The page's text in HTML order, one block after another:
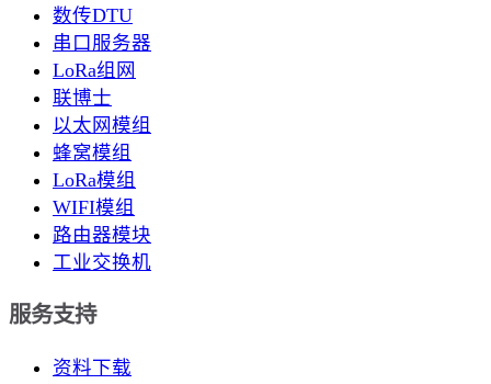
数传DTU
串口服务器
LoRa组网
联博士
以太网模组
蜂窝模组
LoRa模组
WIFI模组
路由器模块
工业交换机
服务支持
资料下载